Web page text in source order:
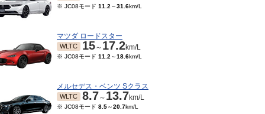
※ JC08モード 11.2 ～31.6km/L
マツダ ロードスター
WLTC 15～ 17.2km/L
※ JC08モード 11.2 ～18.6km/L
メルセデス・ベンツ Sクラス
WLTC 8.7～ 13.7km/L
※ JC08モード 8.5～20.7km/L